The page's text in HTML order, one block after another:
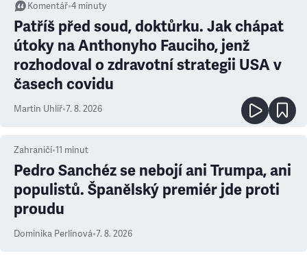
Komentář•4 minuty
Patříš před soud, doktůrku. Jak chápat
útoky na Anthonyho Fauciho, jenž
rozhodoval o zdravotní strategii USA v
časech covidu
Martin Uhlíř•7. 8. 2026
Zahraničí•11 minut
Pedro Sanchéz se nebojí ani Trumpa, ani
populistů. Španělský premiér jde proti
proudu
Dominika Perlínová•7. 8. 2026